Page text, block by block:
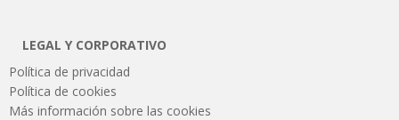
LEGAL Y CORPORATIVO
Política de privacidad
Política de cookies
Más información sobre las cookies